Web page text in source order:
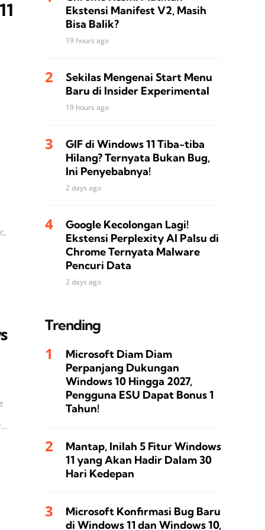
Ekstensi Manifest V2, Masih
Bisa Balik?
19 hours ago
Sekilas Mengenai Start Menu
Baru di Insider Experimental
19 hours ago
GIF di Windows 11 Tiba-tiba
Hilang? Ternyata Bukan Bug,
Ini Penyebabnya!
2 days ago
Google Kecolongan Lagi!
Ekstensi Perplexity AI Palsu di
Chrome Ternyata Malware
Pencuri Data
2 days ago
Trending
Microsoft Diam Diam
Perpanjang Dukungan
Windows 10 Hingga 2027,
Pengguna ESU Dapat Bonus 1
Tahun!
Mantap, Inilah 5 Fitur Windows
11 yang Akan Hadir Dalam 30
Hari Kedepan
Microsoft Konfirmasi Bug Baru
di Windows 11 dan Windows 10,